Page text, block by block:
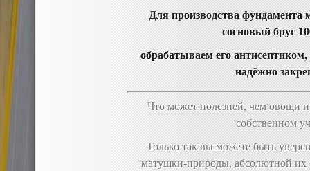
Для производства
сосновый брус
обрабатываем его
надёжно
Что может полезней, чем овощи
собственном
Только так вы можете быть
матушки-природы, абсолютной их